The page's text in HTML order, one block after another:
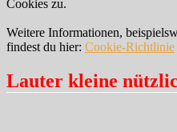
Cookies zu.
Weitere Informationen,
findest du hier: Cookie-Richtlinie
Lauter kleine